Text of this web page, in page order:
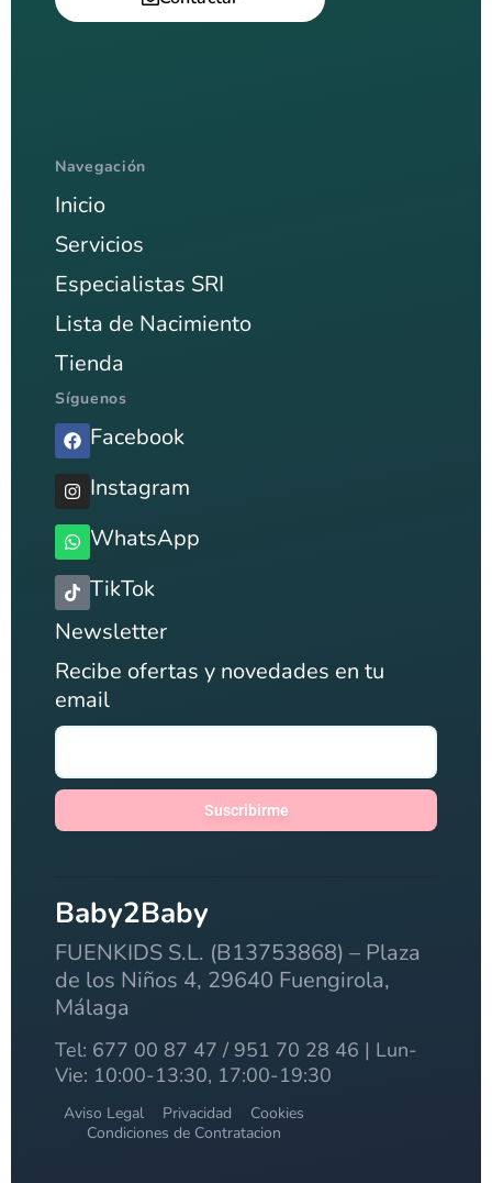
Navegación
Inicio
Servicios
Especialistas SRI
Lista de Nacimiento
Tienda
Síguenos
Facebook
Instagram
WhatsApp
TikTok
Newsletter
Recibe ofertas y novedades en tu
email
Suscribirme
Baby2Baby
FUENKIDS S.L. (B13753868) – Plaza
de los Niños 4, 29640 Fuengirola,
Málaga
Tel: 677 00 87 47 / 951 70 28 46 | Lun-
Vie: 10:00-13:30, 17:00-19:30
Aviso Legal Privacidad
Cookies
Condiciones de Contratacion